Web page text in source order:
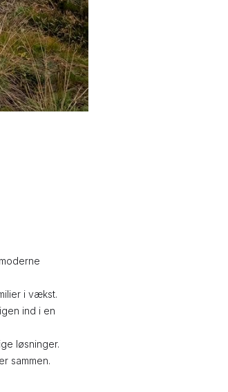
i vækst.
ind i en
løsninger.
sammen.